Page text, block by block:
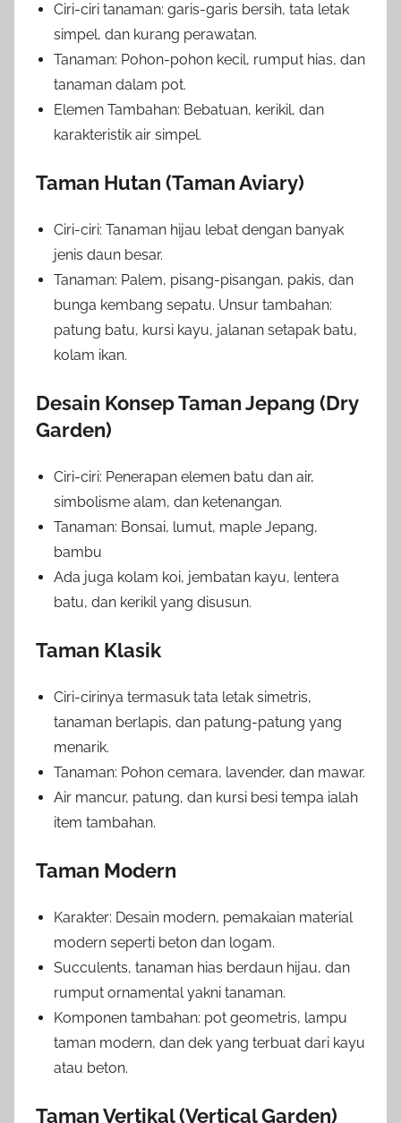
Ciri-ciri tanaman: garis-garis bersih, tata letak
simpel, dan kurang perawatan.
Tanaman: Pohon-pohon kecil, rumput hias, dan
tanaman dalam pot.
Elemen Tambahan: Bebatuan, kerikil, dan
karakteristik air simpel.
Taman Hutan (Taman Aviary)
Ciri-ciri: Tanaman hijau lebat dengan banyak
jenis daun besar.
Tanaman: Palem, pisang-pisangan, pakis, dan
bunga kembang sepatu. Unsur tambahan:
patung batu, kursi kayu, jalanan setapak batu,
kolam ikan.
Desain Konsep Taman Jepang (Dry
Garden)
Ciri-ciri: Penerapan elemen batu dan air,
simbolisme alam, dan ketenangan.
Tanaman: Bonsai, lumut, maple Jepang,
bambu
Ada juga kolam koi, jembatan kayu, lentera
batu, dan kerikil yang disusun.
Taman Klasik
Ciri-cirinya termasuk tata letak simetris,
tanaman berlapis, dan patung-patung yang
menarik.
Tanaman: Pohon cemara, lavender, dan mawar.
Air mancur, patung, dan kursi besi tempa ialah
item tambahan.
Taman Modern
Karakter: Desain modern, pemakaian material
modern seperti beton dan logam.
Succulents, tanaman hias berdaun hijau, dan
rumput ornamental yakni tanaman.
Komponen tambahan: pot geometris, lampu
taman modern, dan dek yang terbuat dari kayu
atau beton.
Taman Vertikal (Vertical Garden)